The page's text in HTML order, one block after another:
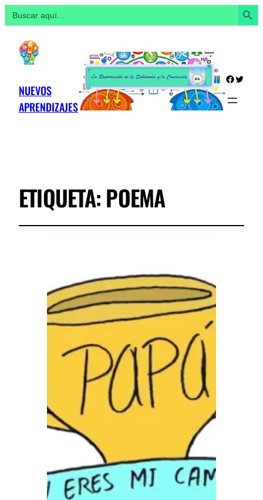
Buscar: Botón de
NUEVOS
APRENDIZAJES
Twitter
ETIQUETA:POEMA